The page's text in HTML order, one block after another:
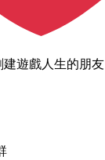
遊戲人生的朋友